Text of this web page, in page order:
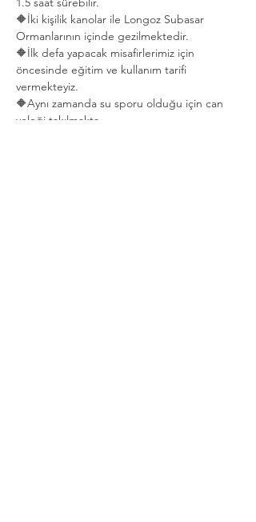
🔶İki kişilik kanolar ile Longoz Subasar
Ormanlarının içinde gezilmektedir.
🔶İlk defa yapacak misafirlerimiz için
öncesinde eğitim ve kullanım tarifi
vermekteyiz.
🔶Aynı zamanda su sporu olduğu için can
yeleği takılmakta.